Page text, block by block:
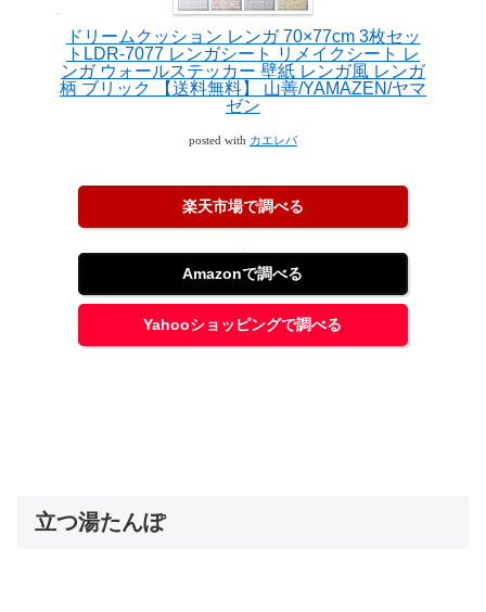
ドリームクッション レンガ 70×77cm 3枚セッ
トLDR-7077 レンガシート リメイクシート レ
ンガ ウォールステッカー 壁紙 レンガ風 レンガ
柄 ブリック 【送料無料】 山善/YAMAZEN/ヤマ
ゼン
posted with カエレバ
楽天市場で調べる
Amazonで調べる
Yahooショッピングで調べる
立つ湯たんぽ